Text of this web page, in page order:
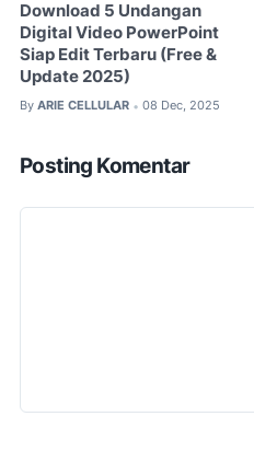
Download 5 Undangan
Digital Video PowerPoint
Siap Edit Terbaru (Free &
Update 2025)
By ARIE CELLULAR • 08 Dec, 2025
Posting Komentar